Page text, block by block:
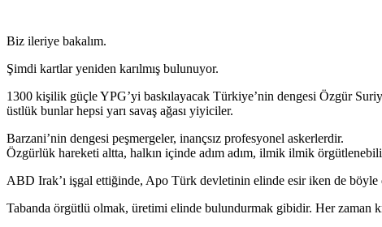
Biz ileriye bakalım.
Şimdi kartlar yeniden karılmış bulunuyor.
1300 kişilik güçle YPG’yi baskılayacak Türkiye’nin dengesi Özgür
üstlük bunlar hepsi yarı savaş ağası yiyiciler.
Barzani’nin dengesi peşmergeler, inançsız profesyonel askerlerdir.
Özgürlük hareketi altta, halkın içinde adım adım, ilmik ilmik
ABD Irak’ı işgal ettiğinde, Apo Türk devletinin elinde esir iken de
Tabanda örgütlü olmak, üretimi elinde bulundurmak gibidir. Her zaman